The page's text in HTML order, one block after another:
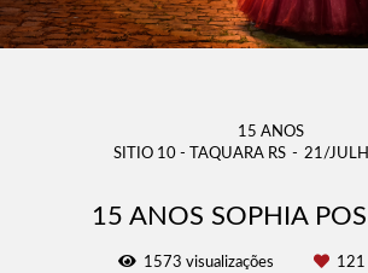
15 ANOS
SITIO 10 - TAQUARA RS
21/
15 ANOS SOPHIA
1573 visualizações 121